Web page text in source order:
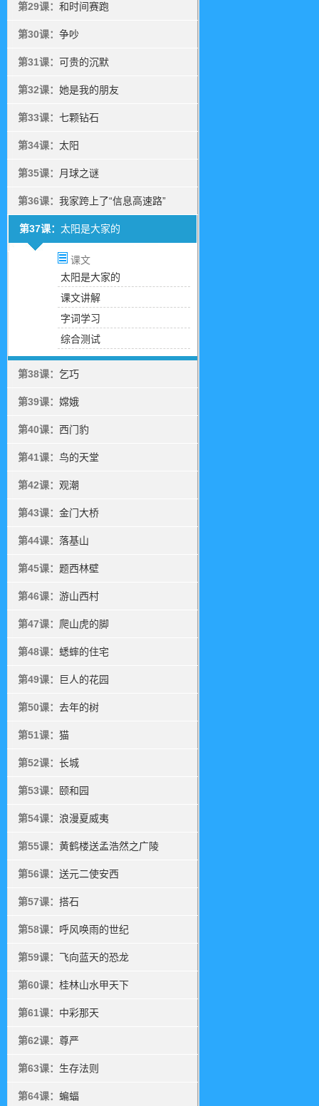
第29课： 和时间赛跑
第30课： 争吵
第31课： 可贵的沉默
第32课： 她是我的朋友
第33课： 七颗钻石
第34课： 太阳
第35课： 月球之谜
第36课： 我家跨上了“信息高速路”
第37课： 太阳是大家的
课文
太阳是大家的
课文讲解
字词学习
综合测试
第38课： 乞巧
第39课： 嫦娥
第40课： 西门豹
第41课： 鸟的天堂
第42课： 观潮
第43课： 金门大桥
第44课： 落基山
第45课： 题西林壁
第46课： 游山西村
第47课： 爬山虎的脚
第48课： 蟋蟀的住宅
第49课： 巨人的花园
第50课： 去年的树
第51课： 猫
第52课： 长城
第53课： 颐和园
第54课： 浪漫夏威夷
第55课： 黄鹤楼送孟浩然之广陵
第56课： 送元二使安西
第57课： 搭石
第58课： 呼风唤雨的世纪
第59课： 飞向蓝天的恐龙
第60课： 桂林山水甲天下
第61课： 中彩那天
第62课： 尊严
第63课： 生存法则
第64课： 蝙蝠